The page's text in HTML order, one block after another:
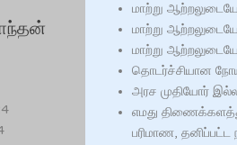
மாற்று
மாற்று
மாற்று
தொடர்ச்சியான
அரச முதியோர்
எமது
பரிமாண,